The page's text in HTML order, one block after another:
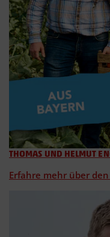
THOMAS UND HELMUT
Erfahre mehr über